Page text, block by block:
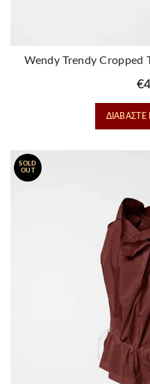
Wendy Trendy Cropped
€
ΔΙΑΒΆΣΤΕ
SOLD
OUT